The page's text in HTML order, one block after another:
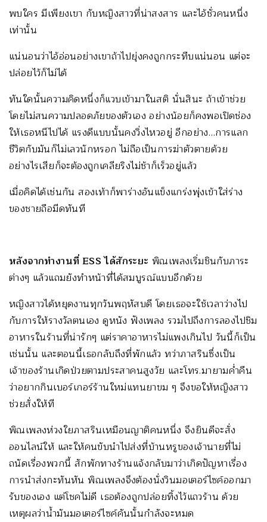
พบใคร มีเพียงเขา กับหญิงสาวที่น่าสงสาร และไอ้ชั่วคนหนึ่ง
เท่านั้น
แน่นอนว่าไอ้อ่อนอย่างเขาถ้าไปยุ่งคงถูกกระทืบแน่นอน แต่จะ
ปล่อยไว้ก็ไม่ได้
ทันใดนั้นความคิดหนึ่งก็แวบเข้ามาในสติ นั่นสินะ ถ้าเข้าช่วย
โดยไม่สนความปลอดภัยของตัวเอง อย่างน้อยก็คงพอเปิดช่อง
ให้เธอหนีไปได้ แรงดีแบบนั้นคงวิ่งไหวอยู่ อีกอย่าง…การแลก
ชีวิตกับมันก็ไม่เลวนักหรอก ไม่ถือเป็นการฆ่าตัวตายด้วย
อย่างไรเสียก็จะต้องถูกเคลียริงไม่ช้าก็เร็วอยู่แล้ว
เมื่อคิดได้เช่นกัน สองเท้าก็พาร่างอันแข็งแกร่งพุ่งเข้าใส่ร่าง
ของชายถือมีดทันที
หลังจากทำงานที่ESS ได้สักระยะ พิณเพลงเริ่มชินกับภาระ
ต่างๆ แล้วแถมยังทำหน้าที่ได้สมบูรณ์แบบอีกด้วย
หญิงสาวได้หยุดงานทุกวันพฤหัสบดี โดยเธอจะใช้เวลาว่างไป
กับการให้รางวัลตนเอง ดูหนัง ฟังเพลง รวมไปถึงการลองไปชิม
อาหารในร้านที่น่ารักๆ แต่ราคาอาหารไม่แพงเกินไป วันนี้ก็เป็น
เช่นนั้น และตอนนี้เธอกลับถึงที่พักแล้ว ทว่าภาสรินซึ่งเป็น
เจ้าของร้านเกิดป่วยตามประสาคนสูงวัย และโทร.มายามค่ำคืน
ว่าอยากกินเบอร์เกอร์ร้านใหม่แทนยาขม ๆ จึงขอให้หญิงสาว
ช่วยสั่งให้ที
พิณเพลงห่วงใยภาสรินเหมือนญาติคนหนึ่ง จึงยินดีจะสั่ง
ออนไลน์ให้ และให้คนขับนำไปส่งที่บ้านหรูของเจ้านายที่ไม่
ถนัดเรื่องพวกนี้ สักพักทางร้านแจ้งกลับมาว่าเกิดปัญหาเรื่อง
การนำส่งกะทันหัน พิณเพลงจึงต้องนั่งวินมอเตอร์ไซค์ออกมา
รับของเอง แต่โชคไม่ดี เธอต้องถูกปล่อยทิ้งไว้แถวร้าน ด้วย
เหตุผลว่าน้ำมันมอเตอร์ไซค์คันนั้นกำลังจะหมด